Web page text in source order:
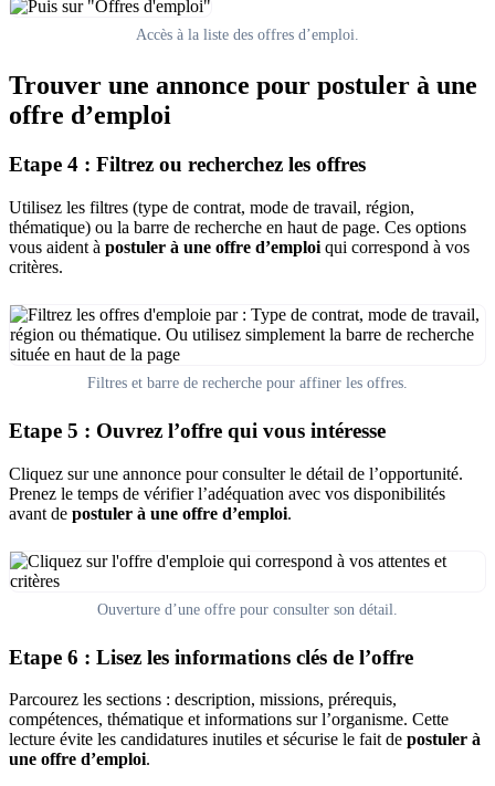
Accès à la liste des offres d’emploi.
Trouver une annonce pour postuler à une
offre d’emploi
Etape 4 : Filtrez ou recherchez les offres
Utilisez les filtres (type de contrat, mode de travail, région,
thématique) ou la barre de recherche en haut de page. Ces options
vous aident à postuler à une offre d’emploi qui correspond à vos
critères.
Filtres et barre de recherche pour affiner les offres.
Etape 5 : Ouvrez l’offre qui vous intéresse
Cliquez sur une annonce pour consulter le détail de l’opportunité.
Prenez le temps de vérifier l’adéquation avec vos disponibilités
avant de postuler à une offre d’emploi.
Ouverture d’une offre pour consulter son détail.
Etape 6 : Lisez les informations clés de l’offre
Parcourez les sections : description, missions, prérequis,
compétences, thématique et informations sur l’organisme. Cette
lecture évite les candidatures inutiles et sécurise le fait de postuler à
une offre d’emploi.